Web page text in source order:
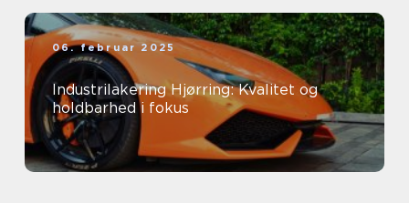
06. februar 2025
Industrilakering Hjørring: Kvalitet og
holdbarhed i fokus